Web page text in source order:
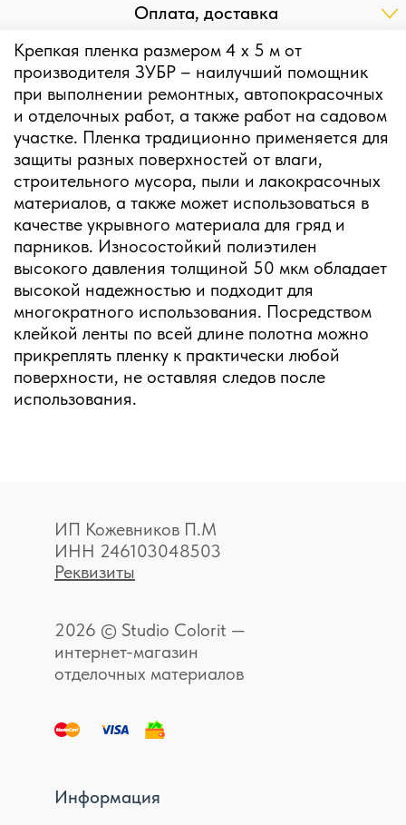
Оплата, доставка
Крепкая пленка размером 4 х 5 м от
производителя ЗУБР – наилучший помощник
при выполнении ремонтных, автопокрасочных
и отделочных работ, а также работ на садовом
участке. Пленка традиционно применяется для
защиты разных поверхностей от влаги,
строительного мусора, пыли и лакокрасочных
материалов, а также может использоваться в
качестве укрывного материала для гряд и
парников. Износостойкий полиэтилен
высокого давления толщиной 50 мкм обладает
высокой надежностью и подходит для
многократного использования. Посредством
клейкой ленты по всей длине полотна можно
прикреплять пленку к практически любой
поверхности, не оставляя следов после
использования.
ИП Кожевников П.М
ИНН 246103048503
Реквизиты
2026 © Studio Colorit —
интернет-магазин
отделочных материалов
Информация